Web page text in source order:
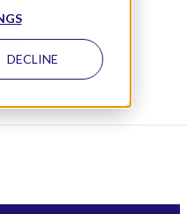
DECLINE